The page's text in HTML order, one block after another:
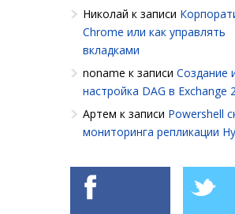
Николай к записи
Chrome или как управлять
вкладками
noname к записи Создание
настройка DAG в Exchange
Артем к записи Powershell
мониторинга репликации